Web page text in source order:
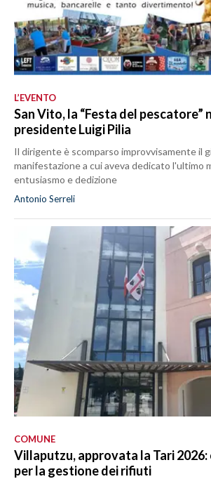
L’EVENTO
San Vito, la “Festa del pescatore”
presidente Luigi Pilia
Il dirigente è scomparso improvvisamente il
manifestazione a cui aveva dedicato l'ultimo
entusiasmo e dedizione
Antonio Serreli
COMUNE
Villaputzu, approvata la Tari
per la gestione dei rifiuti